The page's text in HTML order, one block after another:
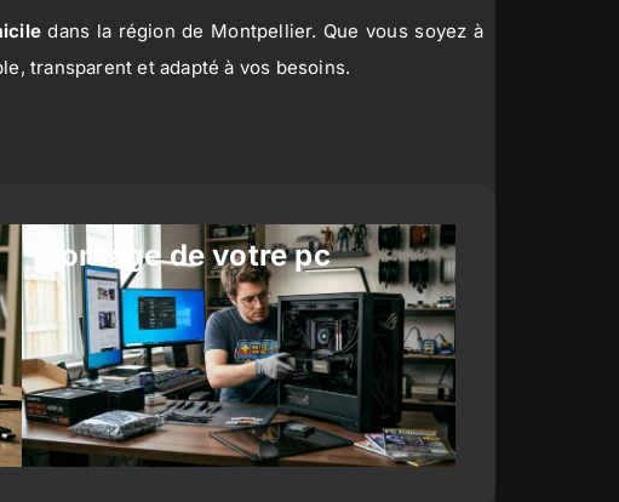
dans la région de Montpellier. Que vous soyez à
transparent et adapté à vos besoins.
Montage de votre pc